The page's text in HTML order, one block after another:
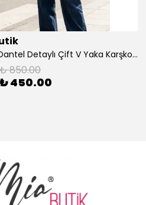
Beyaz Dantel Detaylı Çift V Yaka Karşkorse Esnek Bluz
₺ 850.00
₺ 450.00